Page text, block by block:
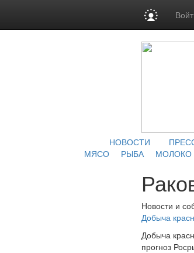
НОВОСТИ
МЯСО
РЫБА МОЛОКО
Новости и
Добыча
Добыча
прогноз